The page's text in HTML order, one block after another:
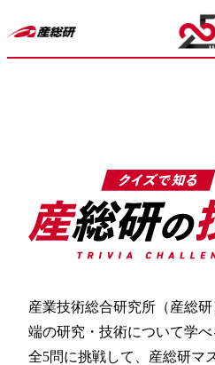
産業技術総合研究所（産総
端の研究・技術について学べ
全5問に挑戦して、産総研マ